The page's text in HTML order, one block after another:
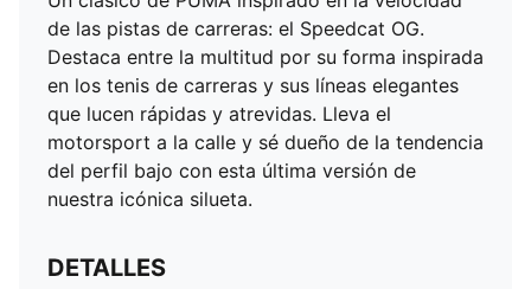
de las pistas de carreras: el Speedcat OG.
Destaca entre la multitud por su forma inspirada
en los tenis de carreras y sus líneas elegantes
que lucen rápidas y atrevidas. Lleva el
motorsport a la calle y sé dueño de la tendencia
del perfil bajo con esta última versión de
nuestra icónica silueta.
DETALLES